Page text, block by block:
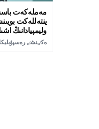
مەملەكەت
ينتەللەكت
وليمپيادانىڭ
ەكٸنشٸ رەسپۋبليكا